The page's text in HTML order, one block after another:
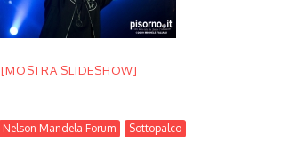
[MOSTRA SLIDESHOW]
Nelson Mandela Forum Sottopalco